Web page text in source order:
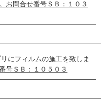
お問合せ番号ＳＢ：１０３
号ＳＢ：１０５０３